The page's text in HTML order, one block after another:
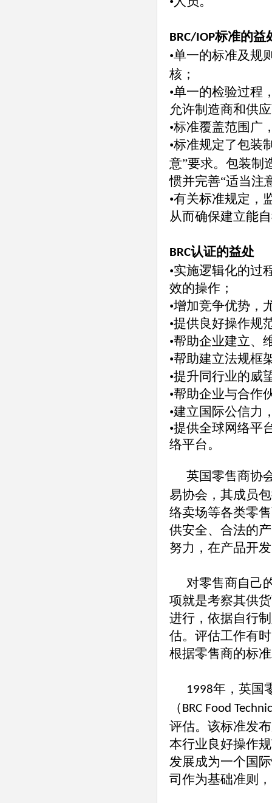
BRC/IOP标准的益
•单一的标准及规
核；
•单一的检验过程
允许制造商和供
•标准覆盖范围广
•标准规定了包装
意”要求。包装制
惯并完善“适当注
•有关标准规定，
从而确保建立能
BRC认证的益处
•实施逻辑化的过
效的操作；
•增加竞争优势，
•提供良好操作规
•帮助企业建立、
•帮助建立法规框
•提升同行业的威
•帮助企业与合作
•建立国际公信力
•提供全球网络平
络平台。
英国零售商协
易协会，其成员
络卖场等各类零
供安全、合法的
努力，在产品开
对零售商自己
项就是考察其供
进行，依据自行
估。评估工作有
根据零售商的标
1998年，英国
（ BRC Food
评估。该标准发
本行业良好操作
发展成为一个国
司作为基础准则